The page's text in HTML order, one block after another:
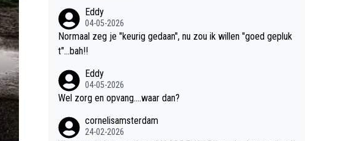
Eddy
04-05-2026
Normaal zeg je "keurig gedaan", nu zou ik willen "goed gepluk
t"...bah!!
Eddy
04-05-2026
Wel zorg en opvang....waar dan?
cornelisamsterdam
24-02-2026